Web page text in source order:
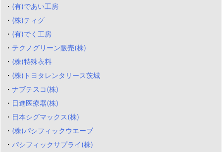
・ (有)であい工房
・ (株)ティグ
・ (有)でく工房
・ テクノグリーン販売(株)
・ (株)特殊衣料
・ (株)トヨタレンタリース茨城
・ ナブテスコ(株)
・ 日進医療器(株)
・ 日本シグマックス(株)
・ (株)パシフィックウエーブ
・ パシフィックサプライ(株)